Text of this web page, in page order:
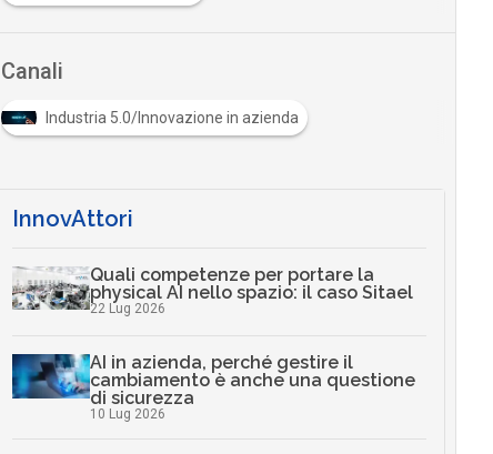
Canali
Industria 5.0/Innovazione in azienda
InnovAttori
Quali competenze per portare la
physical AI nello spazio: il caso Sitael
22 Lug 2026
AI in azienda, perché gestire il
cambiamento è anche una questione
di sicurezza
10 Lug 2026